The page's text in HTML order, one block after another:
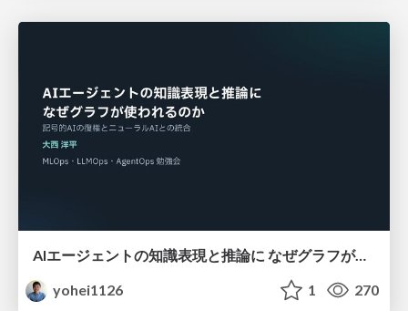
AIエージェントの知識表現と推論に なぜグラフが使われるのか - 記号的AIの復権とニューラルAIとの統合
yohei1126
1 270